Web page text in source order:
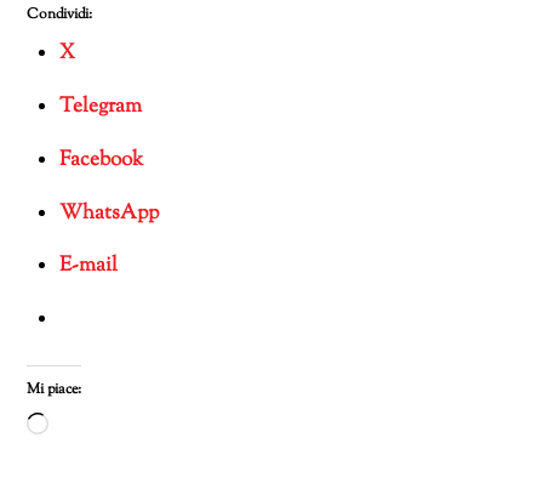
Condividi:
X
Telegram
Facebook
WhatsApp
E-mail
Mi piace:
Caricamento